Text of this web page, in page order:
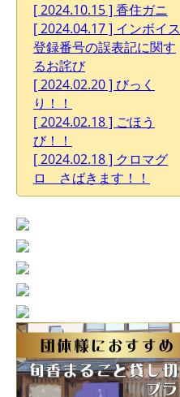
[ 2024.10.15 ] 香住ガニ
[ 2024.04.17 ] インボイス
登録番号の誤表記に関す
るお詫び
[ 2024.02.20 ] びっく
り！！
[ 2024.02.18 ] ごほう
び！！
[ 2024.02.18 ] クロマグ
ロ さばきます！！